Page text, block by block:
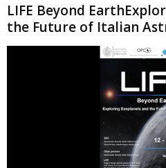
LIFE Beyond
the Future of Italian